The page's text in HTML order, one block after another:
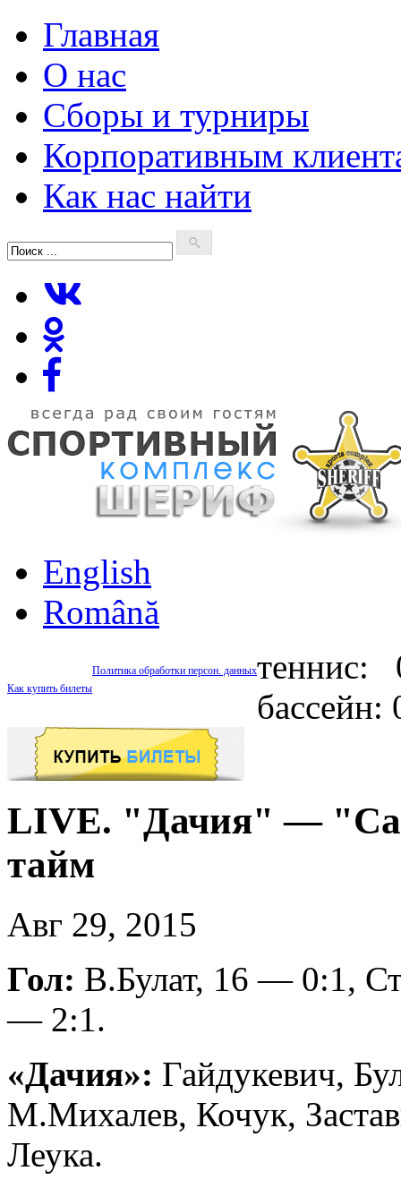
Главная
О нас
Сборы и турниры
Корпоративным
Как нас найти
English
Română
Политика обработки персон. данных
Как купить билеты
теннис:
LIVE. "Дачия" —
тайм
Авг 29, 2015
Гол: В.Булат, 16 — 0:1,
— 2:1.
«Дачия»: Гайдукевич,
М.Михалев, Кочук,
Леука.